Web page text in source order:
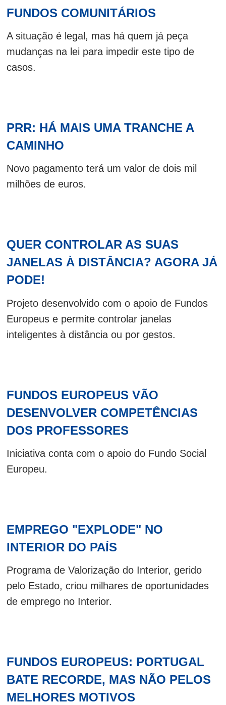
FUNDOS COMUNITÁRIOS
A situação é legal, mas há quem já peça
mudanças na lei para impedir este tipo de
casos.
PRR: HÁ MAIS UMA TRANCHE A
CAMINHO
Novo pagamento terá um valor de dois mil
milhões de euros.
QUER CONTROLAR AS SUAS
JANELAS À DISTÂNCIA? AGORA JÁ
PODE!
Projeto desenvolvido com o apoio de Fundos
Europeus e permite controlar janelas
inteligentes à distância ou por gestos.
FUNDOS EUROPEUS VÃO
DESENVOLVER COMPETÊNCIAS
DOS PROFESSORES
Iniciativa conta com o apoio do Fundo Social
Europeu.
EMPREGO "EXPLODE" NO
INTERIOR DO PAÍS
Programa de Valorização do Interior, gerido
pelo Estado, criou milhares de oportunidades
de emprego no Interior.
FUNDOS EUROPEUS: PORTUGAL
BATE RECORDE, MAS NÃO PELOS
MELHORES MOTIVOS